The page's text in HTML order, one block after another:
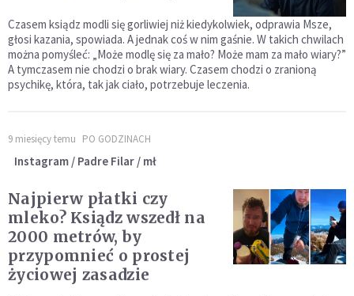
Czasem ksiądz modli się gorliwiej niż kiedykolwiek, odprawia Msze,
głosi kazania, spowiada. A jednak coś w nim gaśnie. W takich chwilach
można pomyśleć: „Może modlę się za mało? Może mam za mało wiary?”
A tymczasem nie chodzi o brak wiary. Czasem chodzi o zranioną
psychikę, która, tak jak ciało, potrzebuje leczenia.
9 miesięcy temu PO GODZINACH
Instagram / Padre Filar / mł
Najpierw płatki czy
mleko? Ksiądz wszedł na
2000 metrów, by
przypomnieć o prostej
życiowej zasadzie